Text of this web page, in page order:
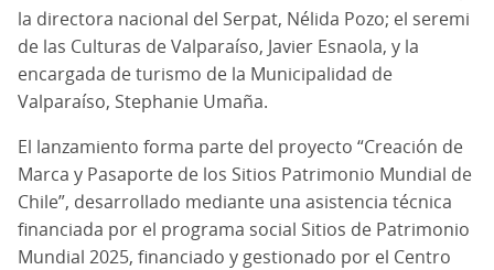
la directora nacional del Serpat, Nélida Pozo; el seremi
de las Culturas de Valparaíso, Javier Esnaola, y la
encargada de turismo de la Municipalidad de
Valparaíso, Stephanie Umaña.
El lanzamiento forma parte del proyecto “Creación de
Marca y Pasaporte de los Sitios Patrimonio Mundial de
Chile”, desarrollado mediante una asistencia técnica
financiada por el programa social Sitios de Patrimonio
Mundial 2025, financiado y gestionado por el Centro